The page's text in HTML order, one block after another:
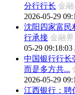
分行行长 金
2026-05-29
沈阳四家富民
行承接 金融
05-29 09:18:03
中国银行行长
而是多方共...
2026-05-29
江西银行：聘